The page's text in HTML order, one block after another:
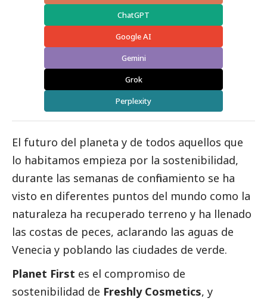
ChatGPT
Google AI
Gemini
Grok
Perplexity
El futuro del planeta y de todos aquellos que
lo habitamos empieza por la sostenibilidad,
durante las semanas de confinamiento se ha
visto en diferentes puntos del mundo como la
naturaleza ha recuperado terreno y ha llenado
las costas de peces, aclarando las aguas de
Venecia y poblando las ciudades de verde.
Planet First es el compromiso de
sostenibilidad de Freshly Cosmetics, y